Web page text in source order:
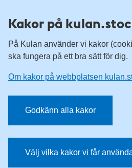
Kakor på
På Kulan använder vi kakor
ska fungera på ett bra sätt för dig.
Om kakor på webbplatsen
Godkänn alla kakor
Välj vilka kakor vi får